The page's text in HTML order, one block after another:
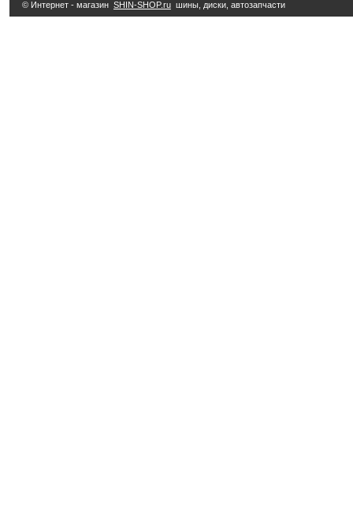
© Интернет - магазин SHIN-SHOP.ru шины, диски, автозапчасти